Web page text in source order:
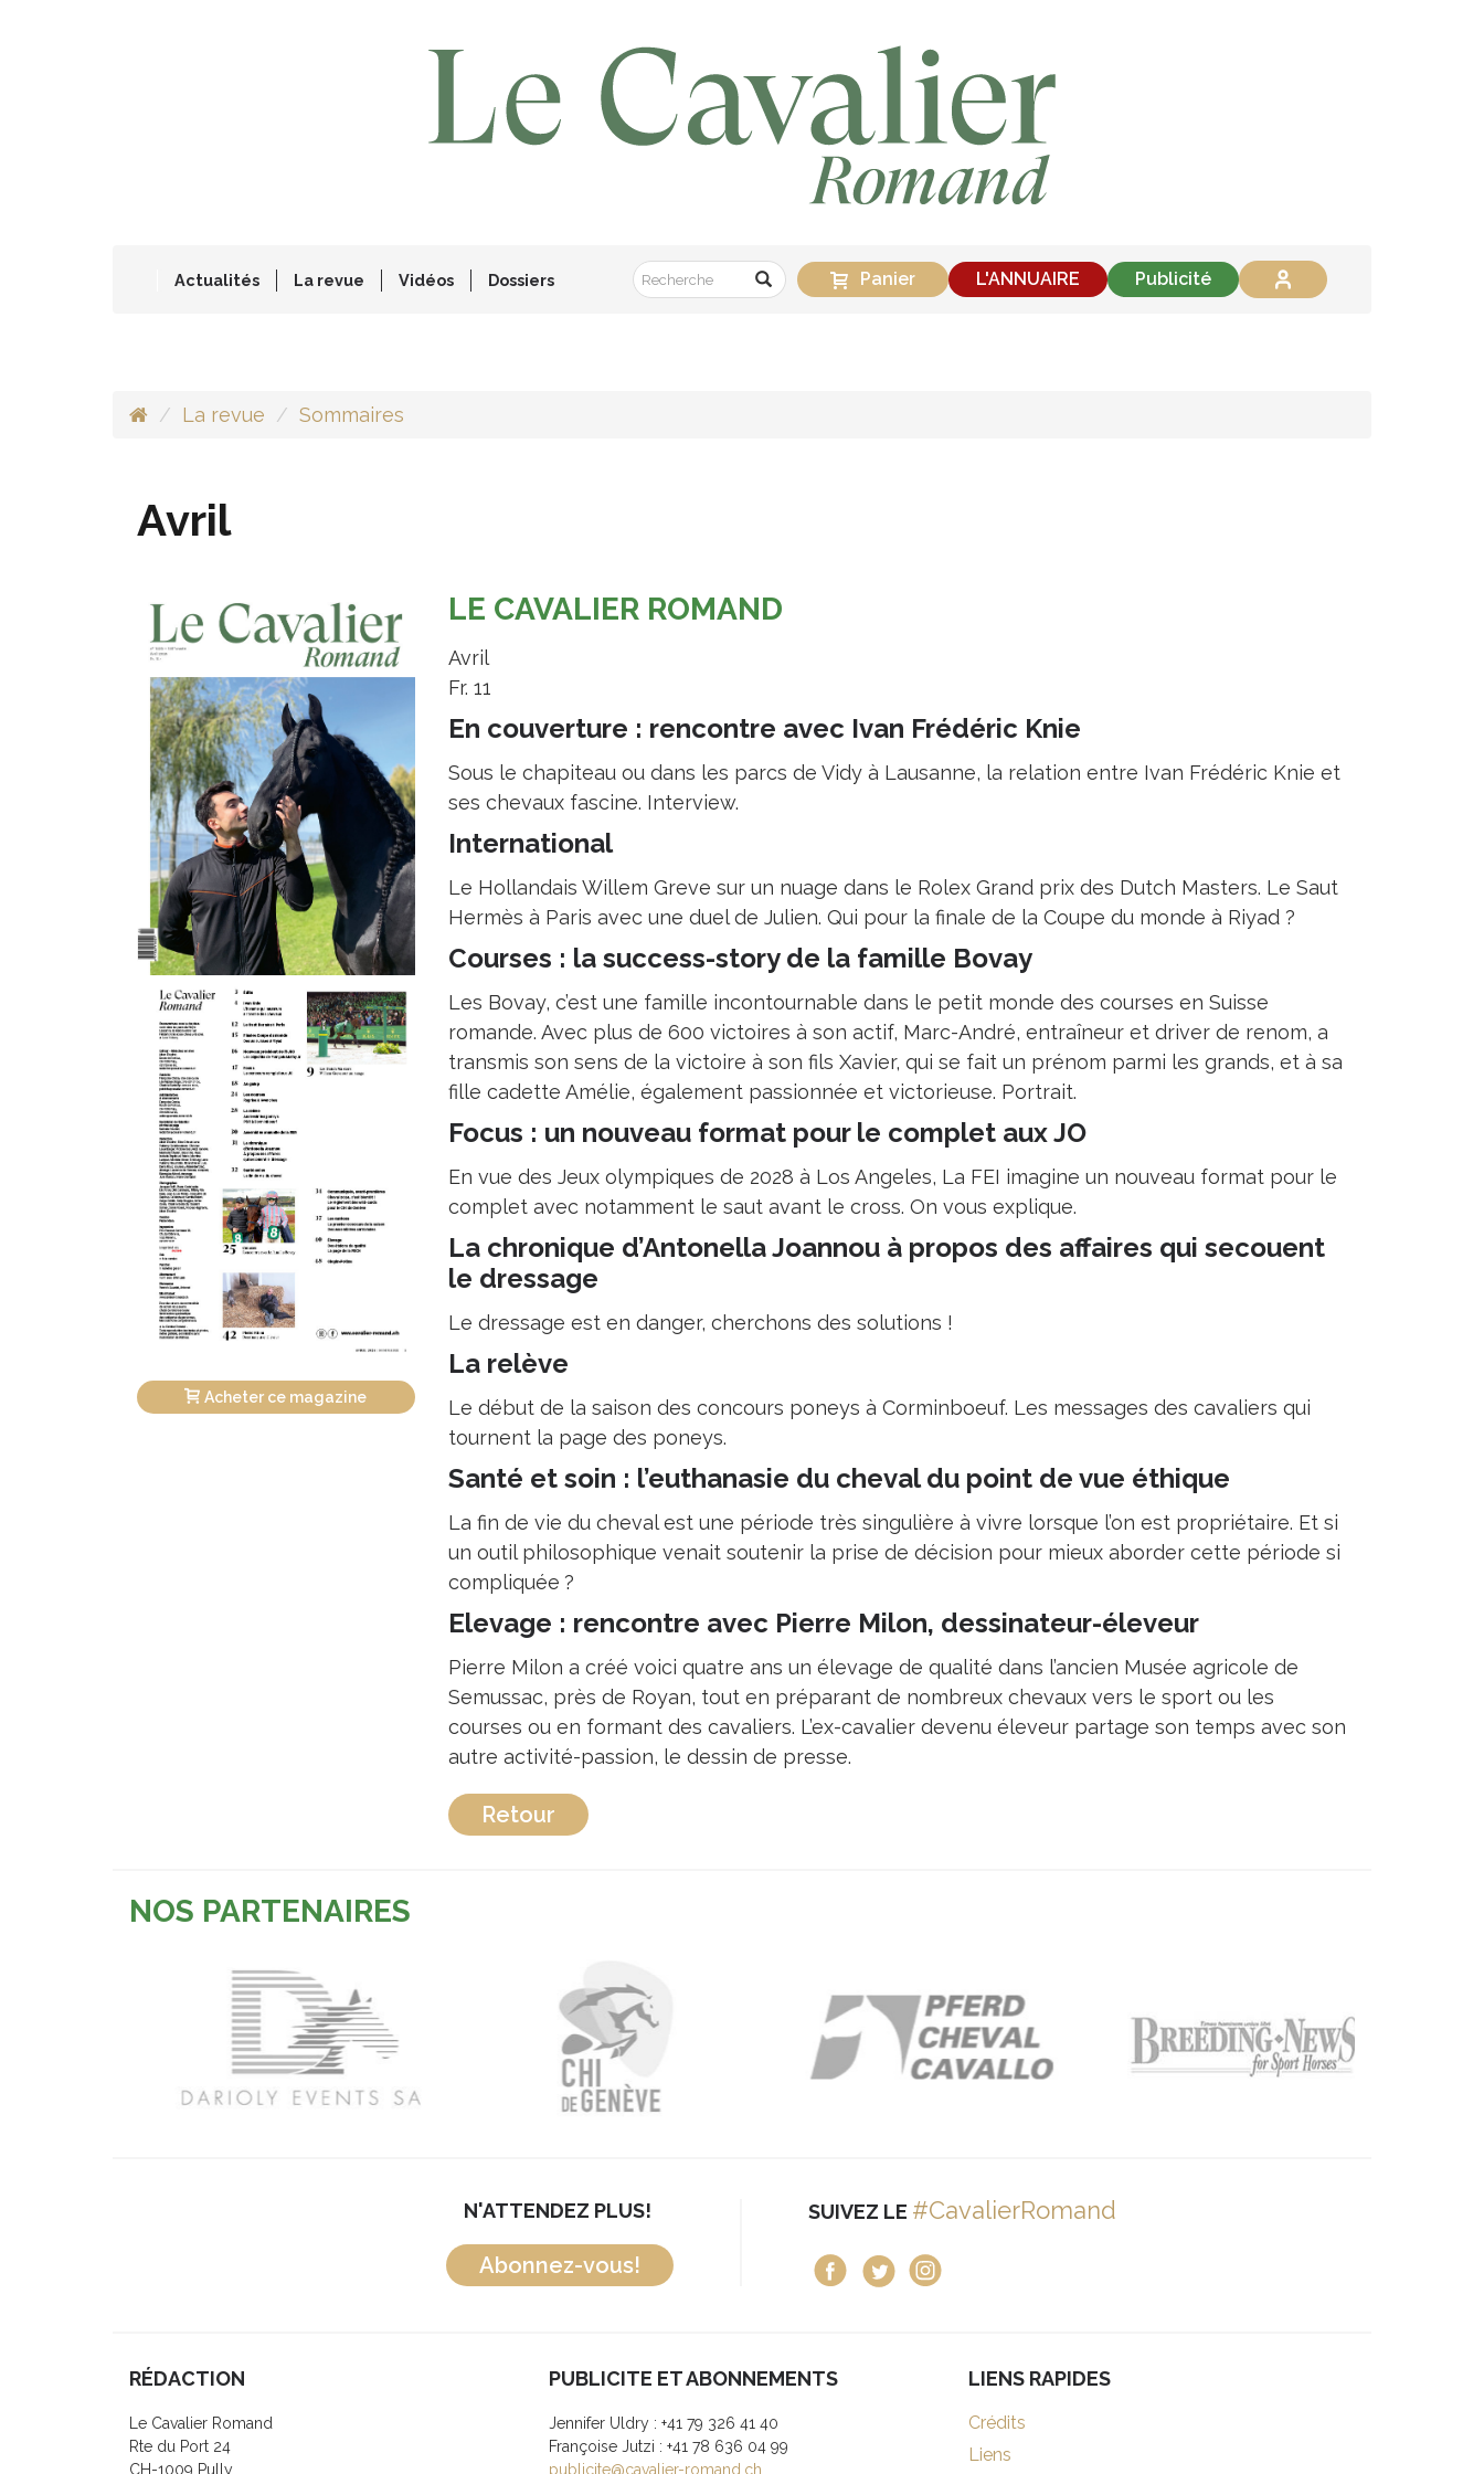
Actualités La revue Vidéos Dossiers Panier L'ANNUAIRE Publicité
La revue Sommaires
Avril
Acheter ce magazine
LE CAVALIER ROMAND
Avril
Fr. 11
En couverture : rencontre avec Ivan Frédéric Knie
Sous le chapiteau ou dans les parcs de Vidy à Lausanne, la relation entre Ivan Frédéric Knie et
ses chevaux fascine. Interview.
International
Le Hollandais Willem Greve sur un nuage dans le Rolex Grand prix des Dutch Masters. Le Saut
Hermès à Paris avec une duel de Julien. Qui pour la finale de la Coupe du monde à Riyad ?
Courses : la success-story de la famille Bovay
Les Bovay, c’est une famille incontournable dans le petit monde des courses en Suisse
romande. Avec plus de 600 victoires à son actif, Marc-André, entraîneur et driver de renom, a
transmis son sens de la victoire à son fils Xavier, qui se fait un prénom parmi les grands, et à sa
fille cadette Amélie, également passionnée et victorieuse. Portrait.
Focus : un nouveau format pour le complet aux JO
En vue des Jeux olympiques de 2028 à Los Angeles, La FEI imagine un nouveau format pour le
complet avec notamment le saut avant le cross. On vous explique.
La chronique d’Antonella Joannou à propos des affaires qui secouent
le dressage
Le dressage est en danger, cherchons des solutions !
La relève
Le début de la saison des concours poneys à Corminboeuf. Les messages des cavaliers qui
tournent la page des poneys.
Santé et soin : l’euthanasie du cheval du point de vue éthique
La fin de vie du cheval est une période très singulière à vivre lorsque l’on est propriétaire. Et si
un outil philosophique venait soutenir la prise de décision pour mieux aborder cette période si
compliquée ?
Elevage : rencontre avec Pierre Milon, dessinateur-éleveur
Pierre Milon a créé voici quatre ans un élevage de qualité dans l’ancien Musée agricole de
Semussac, près de Royan, tout en préparant de nombreux chevaux vers le sport ou les
courses ou en formant des cavaliers. L’ex-cavalier devenu éleveur partage son temps avec son
autre activité-passion, le dessin de presse.
Retour
NOS PARTENAIRES
N'ATTENDEZ PLUS!
Abonnez-vous!
SUIVEZ LE #CavalierRomand
RÉDACTION
Le Cavalier Romand
Rte du Port 24
CH-1009 Pully
PUBLICITE ET ABONNEMENTS
Jennifer Uldry : +41 79 326 41 40
Françoise Jutzi : +41 78 636 04 99
publicite@cavalier-romand.ch
LIENS RAPIDES
Crédits
Liens